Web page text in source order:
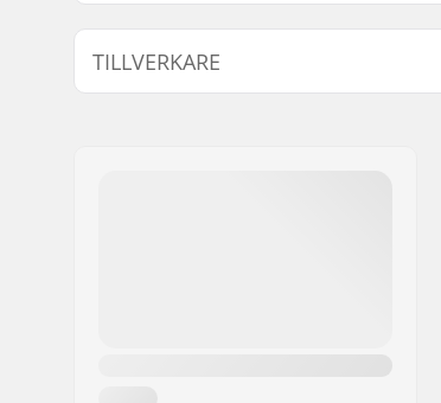
Kedje typ:
TILLVERKARE